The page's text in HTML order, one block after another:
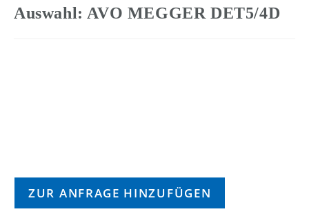
Auswahl: AVO MEGGER DET5/4D
ZUR ANFRAGE HINZUFÜGEN